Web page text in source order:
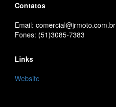
Contatos
Email: comercial@jrmoto.com.br
Fones: (51)3085-7383
Links
Website